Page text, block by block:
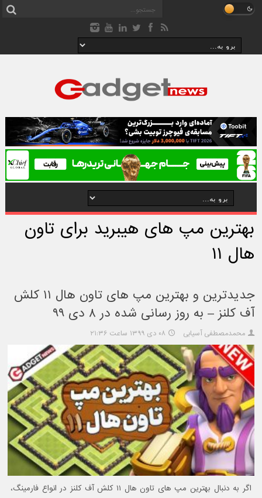
بهترین مپ های هیبرید برای تاون
هال ۱۱
جدیدترین و بهترین مپ های تاون هال ۱۱ کلش
آف کلنز – به روز رسانی شده در ۸ دی ۹۹
محمدمصطفی آسیابی ۰۸ دی ۱۳۹۹ ساعت ۲۱:۳۶
اگر به دنبال بهترین مپ های تاون هال ۱۱ کلش آف کلنز در انواع فارمینگ،